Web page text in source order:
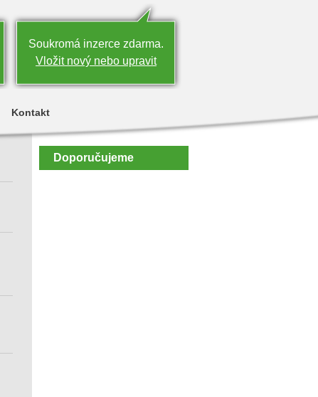
Soukromá inzerce zdarma.
Vložit nový nebo upravit
Kontakt
Doporučujeme